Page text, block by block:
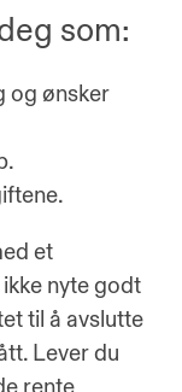
som:
og ønsker
et
nyte godt
til å avslutte
Lever du